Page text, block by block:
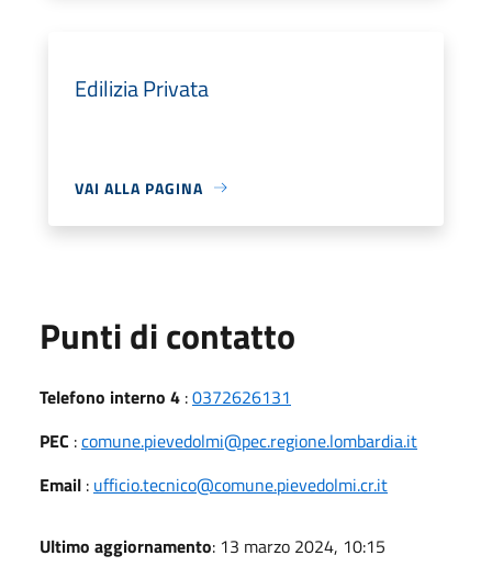
Edilizia Privata
VAI ALLA PAGINA
Punti di contatto
Telefono interno 4 :0372626131
PEC :comune.pievedolmi@pec.regione.lombardia.it
Email : ufficio.tecnico@comune.pievedolmi.cr.it
Ultimo aggiornamento: 13 marzo 2024, 10:15